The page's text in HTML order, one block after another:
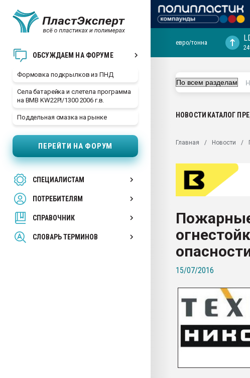
ОБСУЖДАЕМ НА ФОРУМЕ
Формовка подкрылков из ПНД
Села батарейка и слетела программа
на BMB KW22PI/1300 2006 г.в.
Поддельная смазка на рынке
ПЕРЕЙТИ НА ФОРУМ
СПЕЦИАЛИСТАМ
ПОТРЕБИТЕЛЯМ
СПРАВОЧНИК
СЛОВАРЬ ТЕРМИНОВ
29.07.2026 ФРП помог
Вакуум-формовочные машины:
28.07.2026 Автоматизация
первый план в переработке
пластмасс
ситуацией на строительном
Всё, что касается выдува ПЭТ
бутылок
ПЕРЕЙТИ НА ФОРУМ
евро/тонна
НОВОСТИ КАТАЛОГ
Главная Новости
15/07/2016